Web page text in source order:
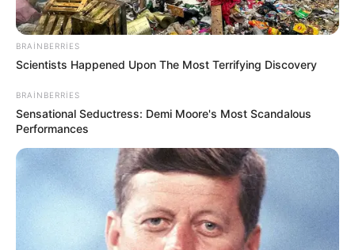
17:38 / 07 İyul 2026
Xuraman Şuşalı da məktəb travmasından
“Mənə “qaçqınka” deyirdi”
BRAINBERRIES
Scientists Happened Upon The Most Terrifying Discovery
BRAINBERRIES
Sensational Seductress: Demi Moore's Most Scandalous
Performances